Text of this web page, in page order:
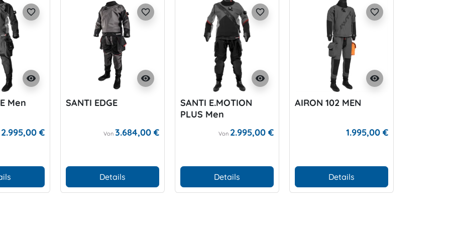
visibility
favorite_border
Men
2.995,00 €
visibility
favorite_border
SANTI EDGE
Von 3.684,00 €
Details
visibility
favorite_border
SANTI E.MOTION
PLUS Men
Von 2.995,00 €
Details
visibility
favorite_border
AIRON 102 MEN
1.995,00 €
Details